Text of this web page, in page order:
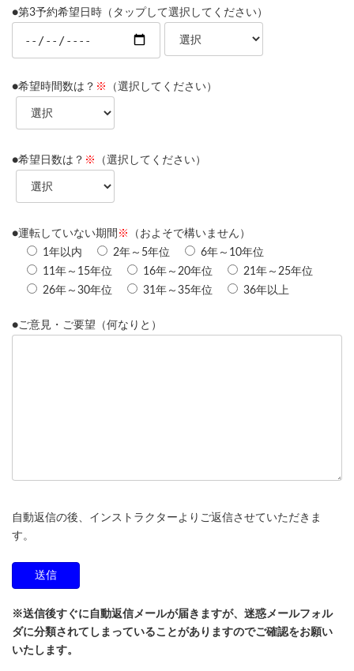
●第3予約希望日時（タップして選択してください）
●希望時間数は？ ※ （選択してください）
●希望日数は？ ※ （選択してください）
●運転していない期間 ※
（およそで構いません）
1年以内
2年～5年位
6年～10年位
11年～15年位
16年～20年位
21年～25年位
26年～30年位
31年～35年位 36年以上
●ご意見・ご要望（何なりと）
自動返信の後、インストラクターよりご返信させていただきま
す。
※送信後すぐに自動返信メールが届きますが、迷惑メールフォル
ダに分類されてしまっていることがありますのでご確認をお願い
いたします。